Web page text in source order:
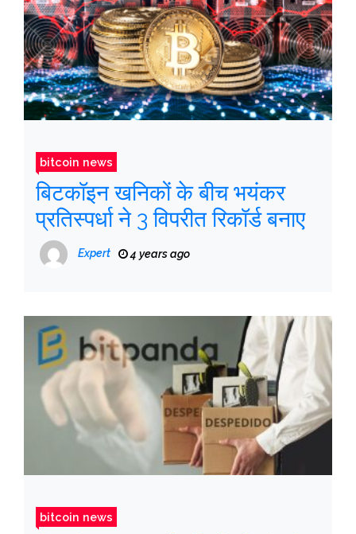
bitcoin news
बिटकॉइन खनिकों के बीच भयंकर
प्रतिस्पर्धा ने 3 विपरीत रिकॉर्ड बनाए
Expert 4 years ago
bitcoin news